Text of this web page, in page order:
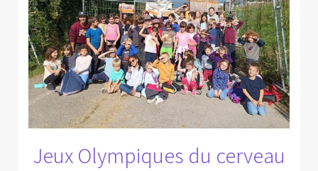
Jeux Olympiques du cerveau